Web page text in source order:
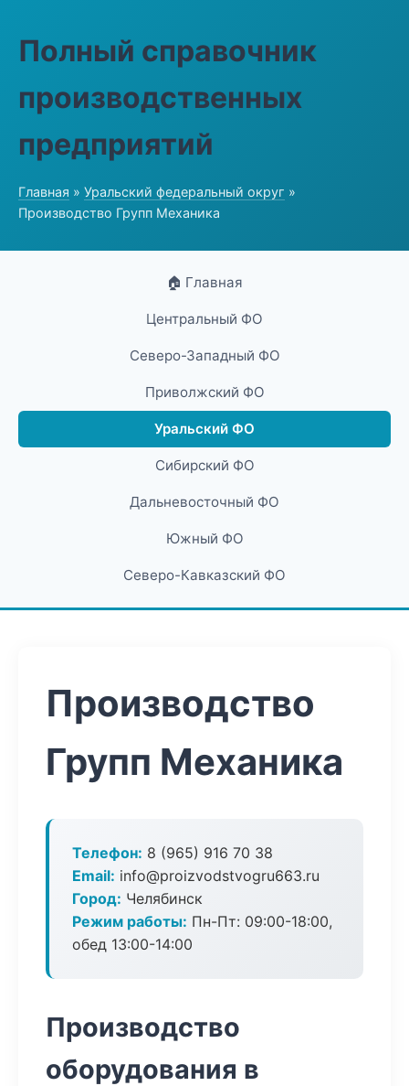
Полный справочник
производственных
предприятий
Главная » Уральский федеральный округ »
Производство Групп Механика
🏠 Главная
Центральный ФО
Северо-Западный ФО
Приволжский ФО
Уральский ФО
Сибирский ФО
Дальневосточный ФО
Южный ФО
Северо-Кавказский ФО
Производство
Групп Механика
Телефон: 8 (965) 916 70 38
Email: info@proizvodstvogru663.ru
Город: Челябинск
Режим работы: Пн-Пт: 09:00-18:00,
обед 13:00-14:00
Производство
оборудования в